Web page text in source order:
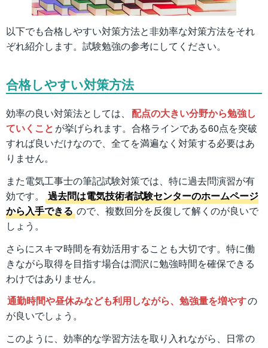
以下でも合格しやすい対策方法と非効率な対策方法をそれ
ぞれ紹介します。試験勉強の参考にしてください。
合格しやすい対策方法
効率の良い対策法としては、 配点の大きい分野から勉強し
ていくこと が挙げられます。合格ラインである60点を突破
すれば良いだけなので、全てを満遍なく対策する必要はあ
りません。
また電気工事士の筆記試験対策では、特に過去問演習が有
効です。
過去問は電気技術者試験センターのホームページ
から入手できる ので、複数回分を反復して解くのが良いで
しょう。
さらにスキマ時間を有効活用することも大切です。特に働
きながら取得を目指す場合は潤沢に勉強時間を確保できる
わけではありません。
通勤時間や昼休みなども利用しながら、勉強量を増やすの
が良いでしょう。
このように、効率的な学習方法を取り入れながら、日常の